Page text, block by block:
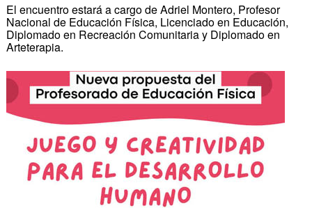
El encuentro estará a cargo de Adriel Montero, Profesor
Nacional de Educación Física, Licenciado en Educación,
Diplomado en Recreación Comunitaria y Diplomado en
Arteterapia.